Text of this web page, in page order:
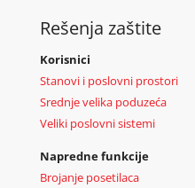
Rešenja zaštite
Korisnici
Stanovi i poslovni prostori
Srednje velika poduzeća
Veliki poslovni sistemi
Napredne funkcije
Brojanje posetilaca